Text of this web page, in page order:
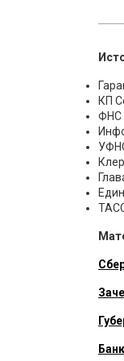
КП
ФНС